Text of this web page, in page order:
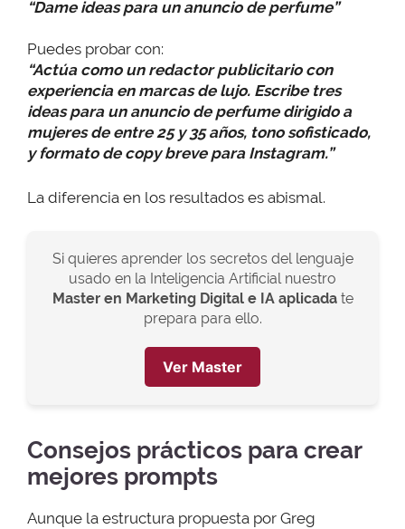
“Dame ideas para un anuncio de perfume”
Puedes probar con:
“Actúa como un redactor publicitario con
experiencia en marcas de lujo. Escribe tres
ideas para un anuncio de perfume dirigido a
mujeres de entre 25 y 35 años, tono sofisticado,
y formato de copy breve para Instagram.”
La diferencia en los resultados es abismal.
Si quieres aprender los secretos del lenguaje
usado en la Inteligencia Artificial nuestro
Master en Marketing Digital e IA aplicada te
prepara para ello.
Ver Master
Consejos prácticos para crear
mejores prompts
Aunque la estructura propuesta por Greg